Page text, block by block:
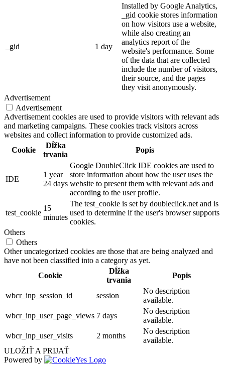
_gid 1 day
Installed by Google Analytics,
_gid cookie stores information
on how visitors use a website,
while also creating an
analytics report of the
website's performance. Some
of the data that are collected
include the number of visitors,
their source, and the pages
they visit anonymously.
Advertisement
Advertisement
Advertisement cookies are used to provide visitors with relevant ads
and marketing campaigns. These cookies track visitors across
websites and collect information to provide customized ads.
Cookie
Dĺžka
trvania
Popis
IDE
1 year
24 days
Google DoubleClick IDE cookies are used to
store information about how the user uses the
website to present them with relevant ads and
according to the user profile.
test_cookie
15
minutes
The test_cookie is set by doubleclick.net and is
used to determine if the user's browser supports
cookies.
Others
Others
Other uncategorized cookies are those that are being analyzed and
have not been classified into a category as yet.
Cookie
Dĺžka
trvania
Popis
wbcr_inp_session_id session
No description
available.
wbcr_inp_user_page_views 7 days
No description
available.
wbcr_inp_user_visits
2 months
No description
available.
ULOŽIŤ A PRIJAŤ
Powered by